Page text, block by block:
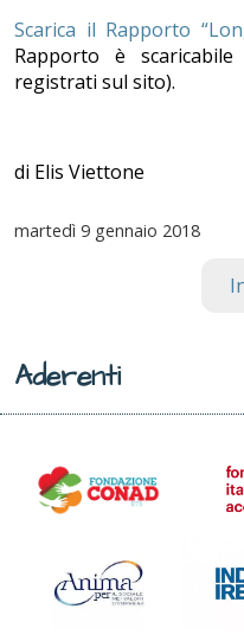
Scarica il Rapporto
Rapporto è
registrati sul sito).
di Elis Viettone
martedì 9 gennaio 2018
Aderenti